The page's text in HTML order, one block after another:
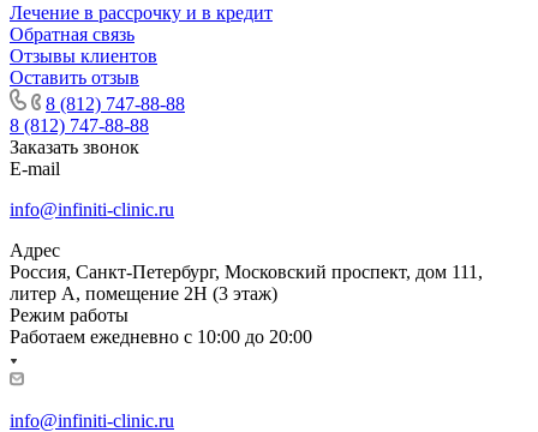
Лечение в рассрочку и в кредит
Обратная связь
Отзывы клиентов
Оставить отзыв
8 (812) 747-88-88
8 (812) 747-88-88
Заказать звонок
E-mail
info@infiniti-clinic.ru
Адрес
Россия, Санкт-Петербург, Московский проспект, дом 111,
литер А, помещение 2Н (3 этаж)
Режим работы
Работаем ежедневно с 10:00 до 20:00
info@infiniti-clinic.ru